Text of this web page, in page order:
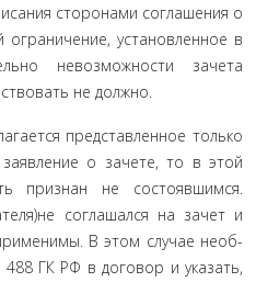
сторонами согла­шения о
установ­ленное в
невозможности зачета
не должно.
представленное только
о зачете, то в этой
признан не состоявшимся.
соглашался на зачет и
В этом случае необ­
ГК РФ в договор и указать,